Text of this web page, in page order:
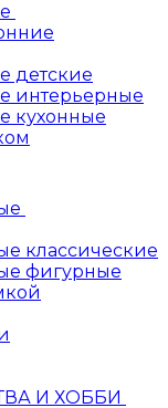
детские
интерьерные
кухонные
классические
фигурные
И ХОББИ